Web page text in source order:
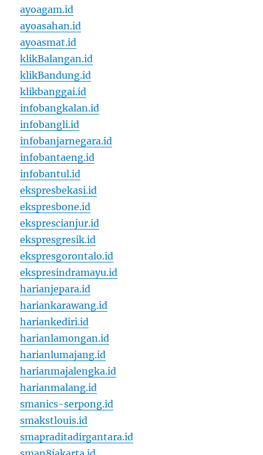
ayoagam.id
ayoasahan.id
ayoasmat.id
klikBalangan.id
klikBandung.id
klikbanggai.id
infobangkalan.id
infobangli.id
infobanjarnegara.id
infobantaeng.id
infobantul.id
ekspresbekasi.id
ekspresbone.id
eksprescianjur.id
ekspresgresik.id
ekspresgorontalo.id
ekspresindramayu.id
harianjepara.id
hariankarawang.id
hariankediri.id
harianlamongan.id
harianlumajang.id
harianmajalengka.id
harianmalang.id
smanics-serpong.id
smakstlouis.id
smapraditadirgantara.id